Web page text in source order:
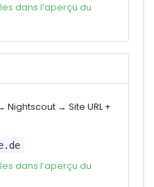
dans l’aperçu du
→ Site URL +
dans l’aperçu du